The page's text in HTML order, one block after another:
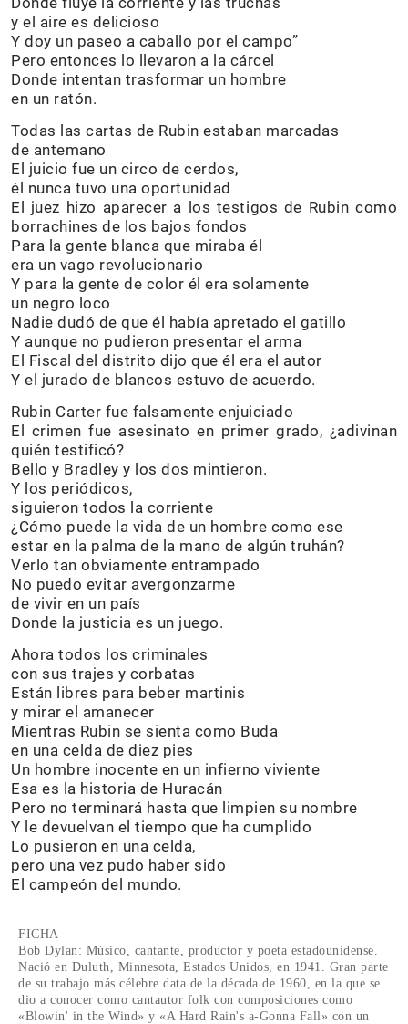
y el aire es delicioso
Y doy un paseo a caballo por el campo”
Pero entonces lo llevaron a la cárcel
Donde intentan trasformar un hombre
en un ratón.
Todas las cartas de Rubin estaban marcadas
de antemano
El juicio fue un circo de cerdos,
él nunca tuvo una oportunidad
El juez hizo aparecer a los testigos de Rubin como
borrachines de los bajos fondos
Para la gente blanca que miraba él
era un vago revolucionario
Y para la gente de color él era solamente
un negro loco
Nadie dudó de que él había apretado el gatillo
Y aunque no pudieron presentar el arma
El Fiscal del distrito dijo que él era el autor
Y el jurado de blancos estuvo de acuerdo.
Rubin Carter fue falsamente enjuiciado
El crimen fue asesinato en primer grado, ¿adivinan
quién testificó?
Bello y Bradley y los dos mintieron.
Y los periódicos,
siguieron todos la corriente
¿Cómo puede la vida de un hombre como ese
estar en la palma de la mano de algún truhán?
Verlo tan obviamente entrampado
No puedo evitar avergonzarme
de vivir en un país
Donde la justicia es un juego.
Ahora todos los criminales
con sus trajes y corbatas
Están libres para beber martinis
y mirar el amanecer
Mientras Rubin se sienta como Buda
en una celda de diez pies
Un hombre inocente en un infierno viviente
Esa es la historia de Huracán
Pero no terminará hasta que limpien su nombre
Y le devuelvan el tiempo que ha cumplido
Lo pusieron en una celda,
pero una vez pudo haber sido
El campeón del mundo.
FICHA
Bob Dylan: Músico, cantante, productor y poeta estadounidense.
Nació en Duluth, Minnesota, Estados Unidos, en 1941. Gran parte
de su trabajo más célebre data de la década de 1960, en la que se
dio a conocer como cantautor folk con composiciones como
«Blowin' in the Wind» y «A Hard Rain's a-Gonna Fall» con un